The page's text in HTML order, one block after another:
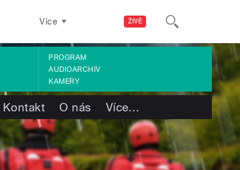
ŽIVĚ
Více
PROGRAM
AUDIOARCHIV
KAMERY
Kontakt O nás Více…